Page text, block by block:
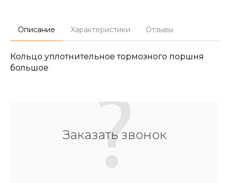
Описание Характеристики Отзывы
Кольцо уплотнительное тормозного поршня
большое
Заказать звонок